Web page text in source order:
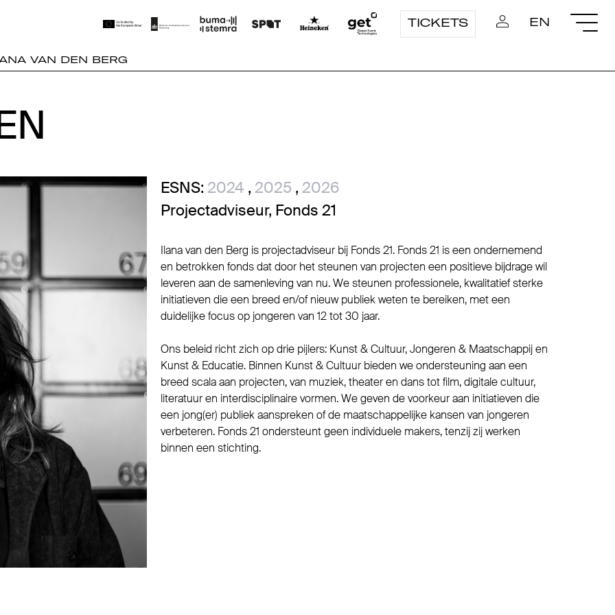
TICKETS EN
VAN DEN BERG
ESNS: 2024 , 2025 , 2026
Projectadviseur, Fonds 21
Ilana van den Berg is projectadviseur bij Fonds 21. Fonds 21 is een ondernemend
en betrokken fonds dat door het steunen van projecten een positieve bijdrage wil
leveren aan de samenleving van nu. We steunen professionele, kwalitatief sterke
initiatieven die een breed en/of nieuw publiek weten te bereiken, met een
duidelijke focus op jongeren van 12 tot 30 jaar.
Ons beleid richt zich op drie pijlers: Kunst & Cultuur, Jongeren & Maatschappij en
Kunst & Educatie. Binnen Kunst & Cultuur bieden we ondersteuning aan een
breed scala aan projecten, van muziek, theater en dans tot film, digitale cultuur,
literatuur en interdisciplinaire vormen. We geven de voorkeur aan initiatieven die
een jong(er) publiek aanspreken of de maatschappelijke kansen van jongeren
verbeteren. Fonds 21 ondersteunt geen individuele makers, tenzij zij werken
binnen een stichting.